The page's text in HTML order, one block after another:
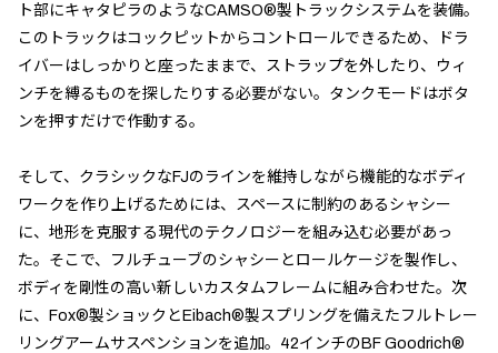
ト部にキャタピラのようなCAMSO®製トラックシステムを装備。
このトラックはコックピットからコントロールできるため、ドラ
イバーはしっかりと座ったままで、ストラップを外したり、ウィ
ンチを縛るものを探したりする必要がない。タンクモードはボタ
ンを押すだけで作動する。
そして、クラシックなFJのラインを維持しながら機能的なボディ
ワークを作り上げるためには、スペースに制約のあるシャシー
に、地形を克服する現代のテクノロジーを組み込む必要があっ
た。そこで、フルチューブのシャシーとロールケージを製作し、
ボディを剛性の高い新しいカスタムフレームに組み合わせた。次
に、Fox®製ショックとEibach®製スプリングを備えたフルトレー
リングアームサスペンションを追加。42インチのBF Goodrich®